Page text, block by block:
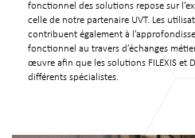
fonctionnel des solutions repose sur
celle de notre partenaire UVT. Les
contribuent également à
fonctionnel au travers d’échanges
œuvre afin que les solutions FILEXIS et
différents spécialistes.